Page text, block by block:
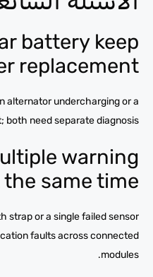
battery keep
replacement?
alternator undercharging or a
both need separate diagnosis.
warning
same time?
strap or a single failed sensor
faults across connected
modules.